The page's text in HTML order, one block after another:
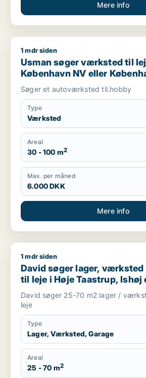
Mere info
Usman søger værksted til leje i
1 mdr siden
Usman søger værksted til
København NV eller
Søger et autoværksted til.hobby
Type
Værksted
Areal
30 - 100 m2
Max. per måned
6.000 DKK
Mere info
David søger lager, værksted eller
1 mdr siden
David søger lager, værksted
til leje i Høje Taastrup, Ishøj
m.fl.
David søger 25-70 m2 lager /
leje
Type
Lager, Værksted, Garage
Areal
25 - 70 m2